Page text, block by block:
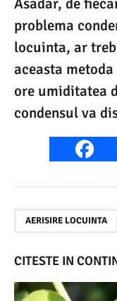
problema
locuinta, ar
aceasta
ore umiditatea
condensul va
AERISIRE LOCUINTA
CITESTE IN